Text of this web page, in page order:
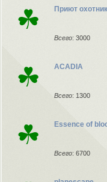
☘ Приют
Всего: 3000
☘ ACADIA
Всего: 1300
☘ Essence of
Всего: 6700